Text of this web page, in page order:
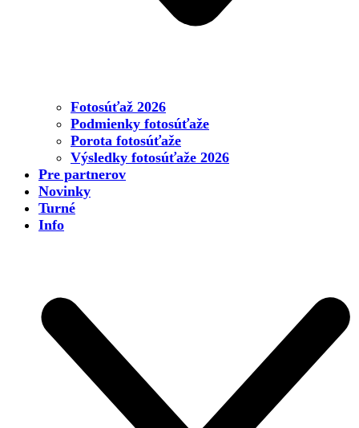
Fotosúťaž 2026
Podmienky fotosúťaže
Porota fotosúťaže
Výsledky fotosúťaže 2026
Pre partnerov
Novinky
Turné
Info